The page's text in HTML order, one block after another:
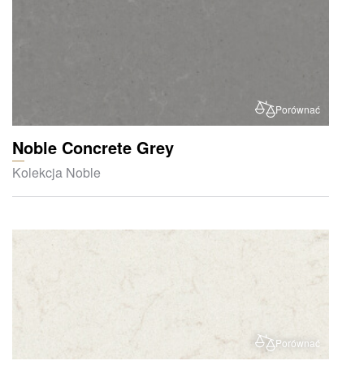
Porównać
Noble Concrete Grey
Kolekcja Noble
Porównać